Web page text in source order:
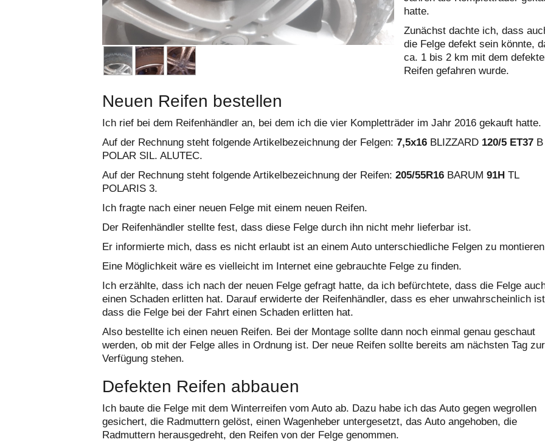
hatte.
Zunächst dachte ich, dass
die Felge defekt sein könnte,
ca. 1 bis 2 km mit dem
Reifen gefahren wurde.
Neuen Reifen bestellen
Ich rief bei dem Reifenhändler an, bei dem ich die vier Kompletträder im Jahr 2016 gekauft hatte.
Auf der Rechnung steht folgende Artikelbezeichnung der Felgen: 7,5x16 BLIZZARD 120/5 ET37 B
POLAR SIL. ALUTEC.
Auf der Rechnung steht folgende Artikelbezeichnung der Reifen: 205/55R16 BARUM 91H TL
POLARIS 3.
Ich fragte nach einer neuen Felge mit einem neuen Reifen.
Der Reifenhändler stellte fest, dass diese Felge durch ihn nicht mehr lieferbar ist.
Er informierte mich, dass es nicht erlaubt ist an einem Auto unterschiedliche Felgen zu
Eine Möglichkeit wäre es vielleicht im Internet eine gebrauchte Felge zu finden.
Ich erzählte, dass ich nach der neuen Felge gefragt hatte, da ich befürchtete, dass die Felge
einen Schaden erlitten hat. Darauf erwiderte der Reifenhändler, dass es eher unwahrscheinlich
dass die Felge bei der Fahrt einen Schaden erlitten hat.
Also bestellte ich einen neuen Reifen. Bei der Montage sollte dann noch einmal genau geschaut
werden, ob mit der Felge alles in Ordnung ist. Der neue Reifen sollte bereits am nächsten Tag zur
Verfügung stehen.
Defekten Reifen abbauen
Ich baute die Felge mit dem Winterreifen vom Auto ab. Dazu habe ich das Auto gegen wegrollen
gesichert, die Radmuttern gelöst, einen Wagenheber untergesetzt, das Auto angehoben, die
Radmuttern herausgedreht, den Reifen von der Felge genommen.